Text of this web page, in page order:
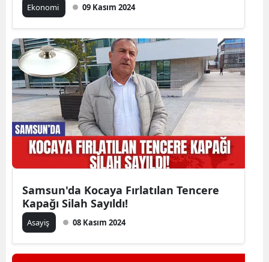
Ekonomi 09 Kasım 2024
Samsun'da Kocaya Fırlatılan Tencere
Kapağı Silah Sayıldı!
Asayiş 08 Kasım 2024